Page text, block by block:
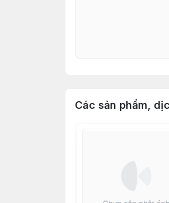
Các sản phẩm,